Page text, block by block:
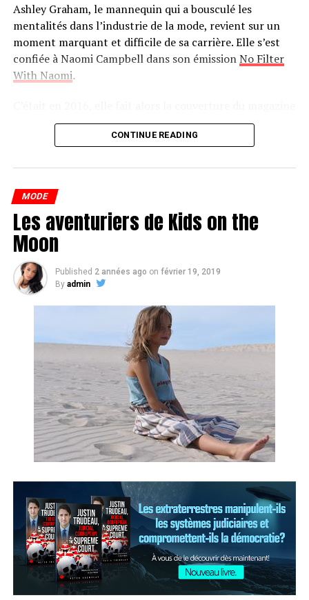
Ashley Graham, le mannequin qui a bousculé les
mentalités dans l’industrie de la mode, revient sur un
moment marquant et difficile de sa carrière. Elle s’est
confiée à Naomi Campbell dans son émissionNo Filter
With Naomi.
Sports Illustrated spécial maillots de bain, le fameux
numéro tant attendu de l’année. Une vraie consécration
«Un autre mannequin (…) a dit que j’étais très grosse et
que des femmes de ma taille ne devraient pas être en
couverture de magazine.»
Ashley Graham revient sur sa première rencontre avec
Naomi Campbell, c’est à ce moment-là qu’Ashley avait
dû faire face à ces déclarations concernant son
physique. Naomi l’avait alors défendue.
«Je t’ai rencontrée juste après cette couverture de
[NDLR: Sports Illustrated Swimsuit]. C’était aux CFDA
Awards et nous marchions sur le tapis rouge. Nous
avions rapidement discuté parce qu’il y avait un autre
mannequin qui était révoltée que je décroche la
couverture, elle a dit que j’étais très grosse et que des
femmes de ma taille ne devraient pas être en couverture
de magazine.»
elle aussi fait la couverture de Sports Illustrated à son
époque. Elle avait soutenu alors trouver malsain de
présenter des mannequins taille plus en couverture des
magazines.
« Je n’aime pas qu’on parle des femmes en chair parce
qu’on les rend glamour, alors que notre taille ne devrait
CONTINUE READING
MODE
Les aventuriers de Kids on the
Moon
Published 2 années ago on février 19, 2019
By admin